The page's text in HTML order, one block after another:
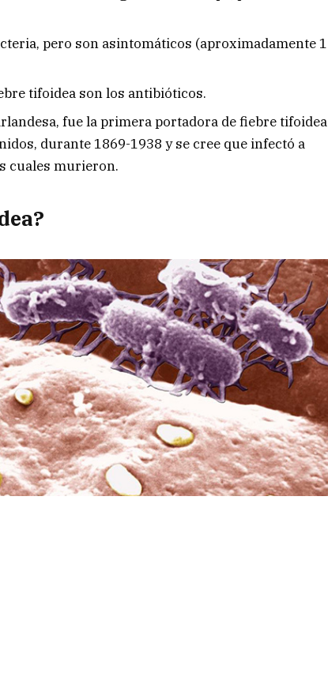
pero son asintomáticos (aproximadamente 1
tifoidea son los antibióticos.
fue la primera portadora de fiebre tifoidea
durante 1869-1938 y se cree que infectó a
cuales murieron.